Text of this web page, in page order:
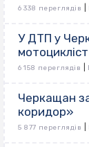
6 338 переглядів
У ДТП у
мотоцикліст
6 158 переглядів
Черкащан
коридор»
5 877 переглядів